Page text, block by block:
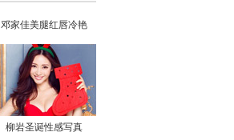
邓家佳美腿红唇冷艳
柳岩圣诞性感写真